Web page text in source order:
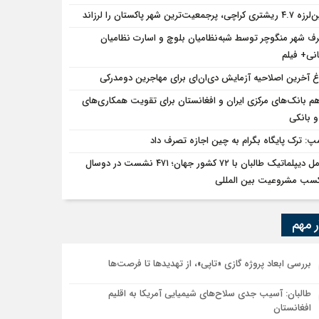
میهمان با توهین، از اصالت ایرانی به‌دور است
جنگ تحمیلی، صلح تحمیلی را پذیرفتیم؛ اسرائیل به کدام صلح تاکنون پایبند بوده
پرجمعیت‌ترین شهر پاکستان را لرزاند
شهر منگوچر توسط شبه‌نظامیان بلوچ و اسارت نظامیان
فیلم
آخرین اصلاحیه آزمایش دی‌ان‌ای برای مهاجرین دومدرکی
بانک‌های مرکزی ایران و افغانستان برای تقویت همکاری‌های
بانکی
ترک پایگاه بگرام به چین اجازه تصرف داد
تعامل دیپلماتیک طالبان با ۷۲ کشور جهان؛ ۴۷۱ نشست در دوسال
مشروعیت بین المللی
مهم
بررسی ابعاد پروژه گازی «تاپی»، از تهدیدها تا فرصت‌ها
طالبان: آسیب جدی سلاح‌های شیمیایی آمریکا به اقلیم
افغانستان